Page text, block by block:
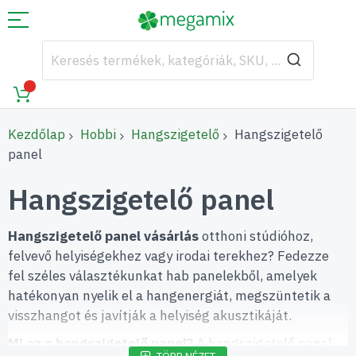
Kezdőlap Hobbi Hangszigetelő
Hangszigetelő
panel
Hangszigetelő panel
Hangszigetelő panel vásárlásotthoni stúdióhoz,
felvevő helyiségekhez vagy irodai terekhez? Fedezze
fel széles választékunkat hab panelekből, amelyek
hatékonyan nyelik el a hangenergiát, megszüntetik a
visszhangot és javítják a helyiség akusztikáját.
Mi az a hangszigetelő panel?A hangszigetelő panel